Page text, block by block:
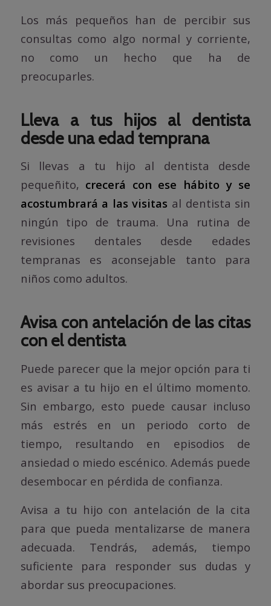
Los más pequeños han de percibir sus
consultas como algo normal y corriente,
no como un hecho que ha de
preocuparles.
Lleva a tus hijos al dentista
desde una edad temprana
Si llevas a tu hijo al dentista desde
pequeñito, crecerá con ese hábito y se
acostumbrará a las visitas al dentista sin
ningún tipo de trauma. Una rutina de
revisiones dentales desde edades
tempranas es aconsejable tanto para
niños como adultos.
Avisa con antelación de las citas
con el dentista
Puede parecer que la mejor opción para ti
es avisar a tu hijo en el último momento.
Sin embargo, esto puede causar incluso
más estrés en un periodo corto de
tiempo, resultando en episodios de
ansiedad o miedo escénico. Además puede
desembocar en pérdida de confianza.
Avisa a tu hijo con antelación de la cita
para que pueda mentalizarse de manera
adecuada. Tendrás, además, tiempo
suficiente para responder sus dudas y
abordar sus preocupaciones.